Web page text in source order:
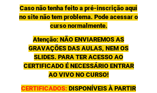
Caso não tenha feito a pré-inscrição aqui
no site não tem problema. Pode acessar o
curso normalmente.
Atenção: NÃO ENVIAREMOS AS
GRAVAÇÕES DAS AULAS, NEM OS
SLIDES. PARA TER ACESSO AO
CERTIFICADO É NECESSÁRIO ENTRAR
AO VIVO NO CURSO!
CERTIFICADOS: DISPONÍVEIS À PARTIR